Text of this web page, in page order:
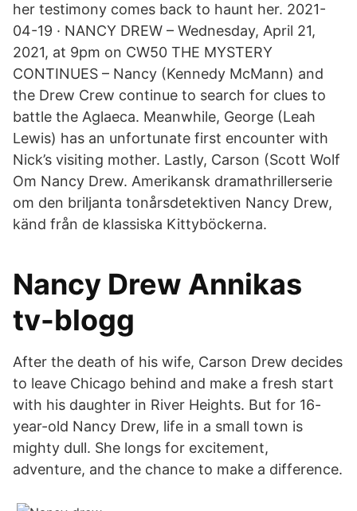
her testimony comes back to haunt her. 2021-
04-19 · NANCY DREW – Wednesday, April 21,
2021, at 9pm on CW50 THE MYSTERY
CONTINUES – Nancy (Kennedy McMann) and
the Drew Crew continue to search for clues to
battle the Aglaeca. Meanwhile, George (Leah
Lewis) has an unfortunate first encounter with
Nick’s visiting mother. Lastly, Carson (Scott Wolf
Om Nancy Drew. Amerikansk dramathrillerserie
om den briljanta tonårsdetektiven Nancy Drew,
känd från de klassiska Kittyböckerna.
Nancy Drew Annikas
tv-blogg
After the death of his wife, Carson Drew decides
to leave Chicago behind and make a fresh start
with his daughter in River Heights. But for 16-
year-old Nancy Drew, life in a small town is
mighty dull. She longs for excitement,
adventure, and the chance to make a difference.